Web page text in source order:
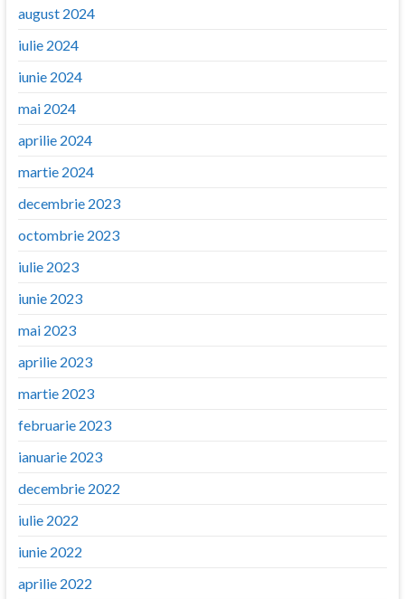
august 2024
iulie 2024
iunie 2024
mai 2024
aprilie 2024
martie 2024
decembrie 2023
octombrie 2023
iulie 2023
iunie 2023
mai 2023
aprilie 2023
martie 2023
februarie 2023
ianuarie 2023
decembrie 2022
iulie 2022
iunie 2022
aprilie 2022